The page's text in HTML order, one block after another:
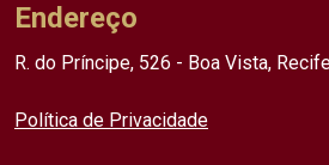
Endereço
R. do Príncipe, 526 - Boa Vista,
Política de Privacidade